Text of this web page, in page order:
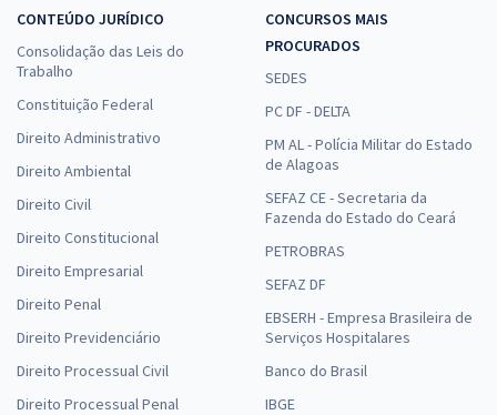
CONTEÚDO JURÍDICO
Consolidação das Leis do
Trabalho
Constituição Federal
Direito Administrativo
Direito Ambiental
Direito Civil
Direito Constitucional
Direito Empresarial
Direito Penal
Direito Previdenciário
Direito Processual Civil
Direito Processual Penal
CONCURSOS MAIS
PROCURADOS
SEDES
PC DF - DELTA
PM AL - Polícia Militar do Estado
de Alagoas
SEFAZ CE - Secretaria da
Fazenda do Estado do Ceará
PETROBRAS
SEFAZ DF
EBSERH - Empresa Brasileira de
Serviços Hospitalares
Banco do Brasil
IBGE